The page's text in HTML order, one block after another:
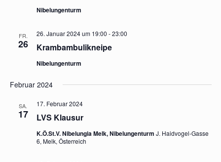
Nibelungenturm
FR.
26 Krambambulikneipe
26. Januar 2024 um 19:00 -23:00
Nibelungenturm
Februar 2024
SA.
17 LVS Klausur
17. Februar 2024
K.Ö.St.V. Nibelungia Melk, Nibelungenturm J. Haidvogel-Gasse
6, Melk, Österreich